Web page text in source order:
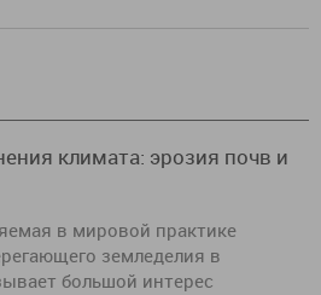
климата: эрозия почв и
в мировой практике
земледелия в
большой интерес